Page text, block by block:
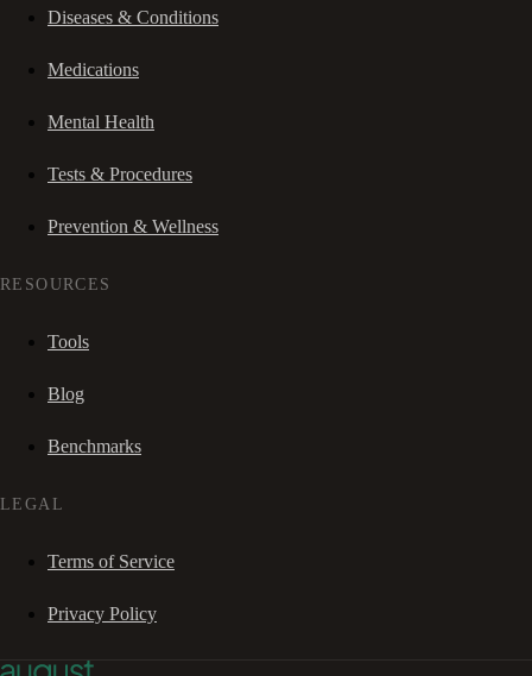
Diseases & Conditions
Medications
Mental Health
Tests & Procedures
Prevention & Wellness
RESOURCES
Tools
Blog
Benchmarks
LEGAL
Terms of Service
Privacy Policy